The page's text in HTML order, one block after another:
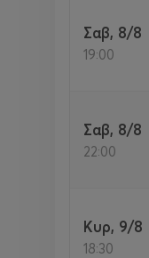
Σαβ, 8/8
19:00
Σαβ, 8/8
22:00
Κυρ, 9/8
18:30